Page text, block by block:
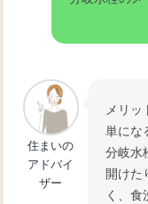
住まいの
アドバイ
ザー
メリ
単にな
分岐水
開けた
く、